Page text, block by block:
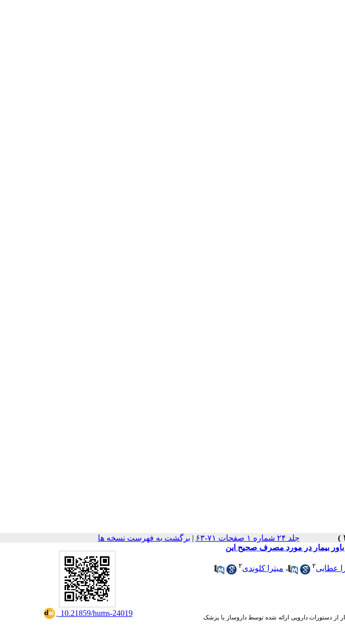
جلد ۲۴ شماره ۱ صفحات ۷۱-۶۳ | برگشت به فهرست نسخه ها
‎ 10.21859/hums-24019
باور بیمار در مورد مصرف صحیح این
عطایی۲ ، میترا کلوندی۲
از دستورات دارویی ارائه شده توسط داروساز یا پزشک